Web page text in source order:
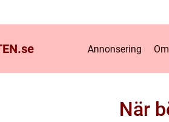
se Annonsering
När